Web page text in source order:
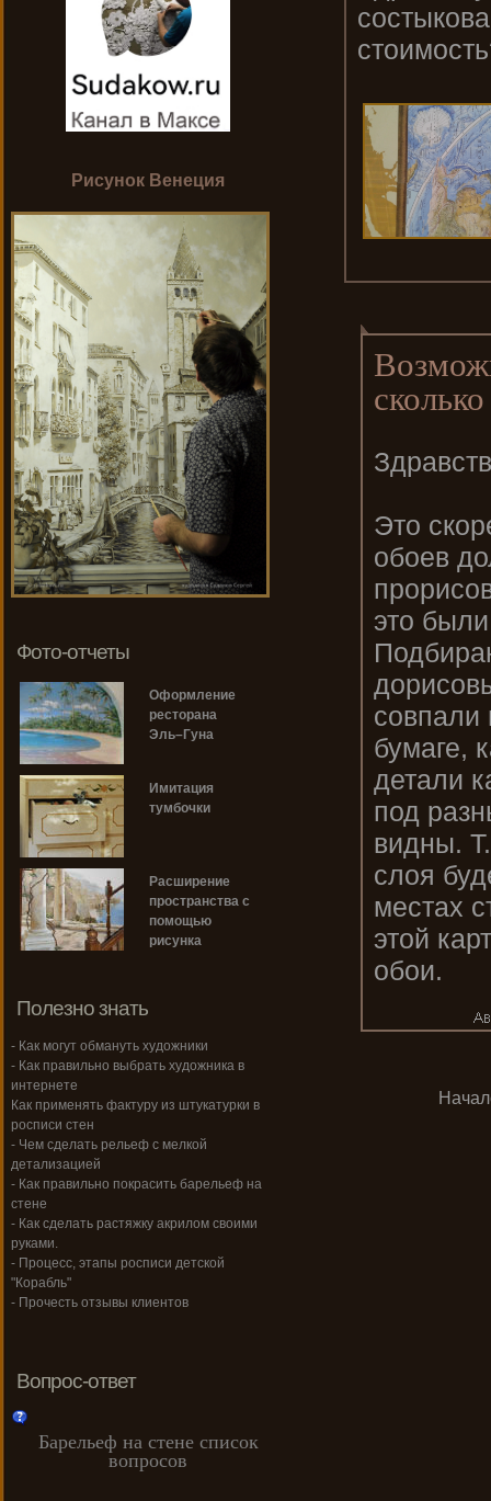
Это
обоев
это
совпали
бумаге,
детали
под
видны.
слоя
местах
этой
обои.
Рисунок Венеция
Фото-отчеты
Оформление
ресторана
Эль–Гуна
Имитация
тумбочки
Расширение
пространства с
помощью
рисунка
Полезно знать
- Как могут обмануть художники
- Как правильно выбрать художника в
интернете
Как применять фактуру из штукатурки в
росписи стен
- Чем сделать рельеф с мелкой
детализацией
- Как правильно покрасить барельеф на
стене
- Как сделать растяжку акрилом своими
руками.
- Процесс, этапы росписи детской
"Корабль"
- Прочесть отзывы клиентов
Вопрос-ответ
Барельеф на стене список
вопросов